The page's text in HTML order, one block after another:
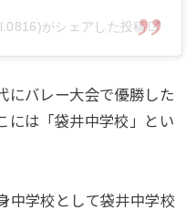
がシェアした投稿
にバレー大会で優勝した
には「袋井中学校」とい
中学校として袋井中学校